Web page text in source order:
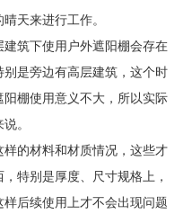
天来进行工作。
筑下使用户外遮阳棚会存在
是旁边有高层建筑，这个时
棚使用意义不大，所以实际
。
的材料和材质情况，这些才
特别是厚度、尺寸规格上，
后续使用上才不会出现问题